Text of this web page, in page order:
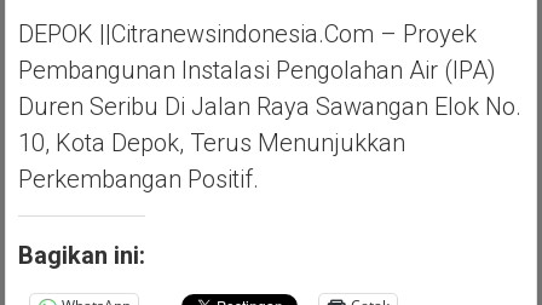
DEPOK ||Citranewsindonesia.com – Proyek
Pembangunan Instalasi Pengolahan Air (IPA)
Duren Seribu Di Jalan Raya Sawangan Elok No.
10, Kota Depok, Terus Menunjukkan
Perkembangan Positif.
Bagikan ini: